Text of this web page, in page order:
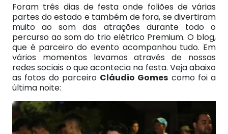
Foram três dias de festa onde foliões de várias
partes do estado e também de fora, se divertiram
muito ao som das atrações durante todo o
percurso ao som do trio elétrico Premium. O blog,
que é parceiro do evento acompanhou tudo. Em
vários momentos levamos através de nossas
redes sociais o que acontecia na festa. Veja abaixo
as fotos do parceiro Cláudio Gomes como foi a
última noite: